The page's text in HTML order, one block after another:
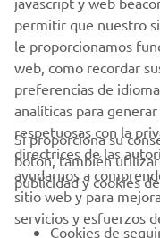
SITIO WEB
CORPORATIVO
PROFESIONALES
permitir que nuestro
le proporcionamos
web, como recordar
preferencias de
analíticas para
respetuosas con la
directrices de las
ayudarnos a
sitio web y para
servicios y esfuerzos
Si proporciona su
botón, también
publicidad y cookies
Cookies de